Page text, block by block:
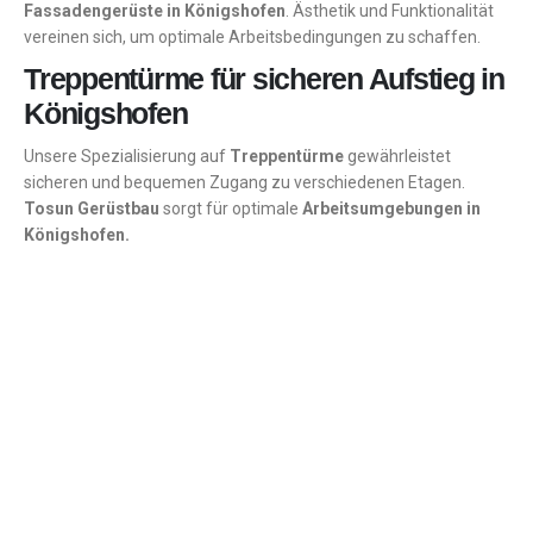
Fassadengerüste in Königshofen . Ästhetik und Funktionalität
vereinen sich, um optimale Arbeitsbedingungen zu schaffen.
Treppentürme für sicheren Aufstieg in
Königshofen
Unsere Spezialisierung auf Treppentürme gewährleistet
sicheren und bequemen Zugang zu verschiedenen Etagen.
Tosun Gerüstbau sorgt für optimale Arbeitsumgebungen in
Königshofen.